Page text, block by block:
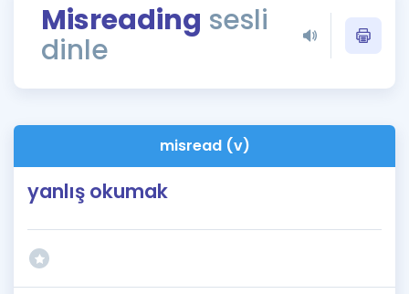
ÖSYM Sınav Takvimi
Kampanyalar
İngilizce Gramer
Misreading sesli
dinle
misread (v)
yanlış okumak